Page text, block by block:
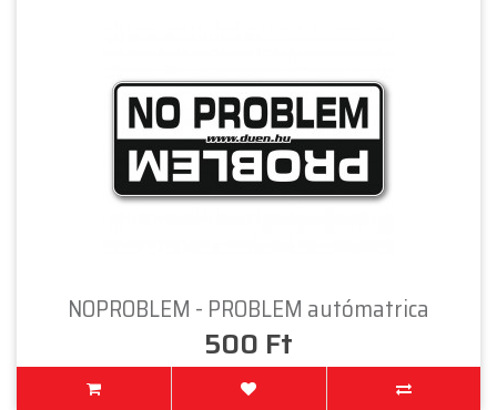
NOPROBLEM - PROBLEM autómatrica
500 Ft